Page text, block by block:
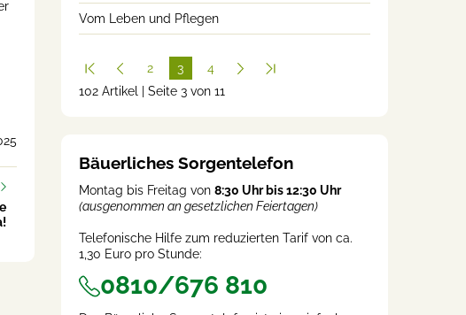
Vom Leben und Pflegen
2
3
(cur
4
102 Artikel | Seite 3 von 11
Bäuerliches Sorgentelefon
Montag bis Freitag von 8:30 Uhr bis 12:30 Uhr
(ausgenommen an gesetzlichen Feiertagen)
Telefonische Hilfe zum reduzierten Tarif von ca.
1,30 Euro pro Stunde:
0810/676 810